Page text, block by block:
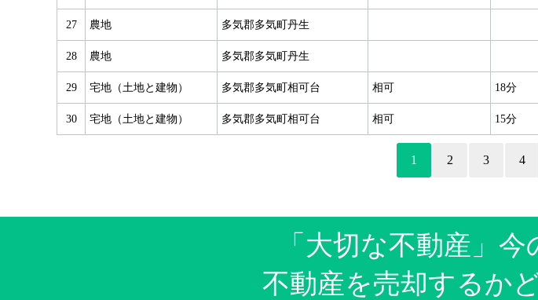
27 農地 多気郡多気町丹生
28 農地 多気郡多気町丹生
29 宅地（土地と建物） 多気郡多気町相可台 相可 18分
30 宅地（土地と建物） 多気郡多気町相可台 相可 15分
1 2 3 4
「大切な不動産」
不動産を売却するか